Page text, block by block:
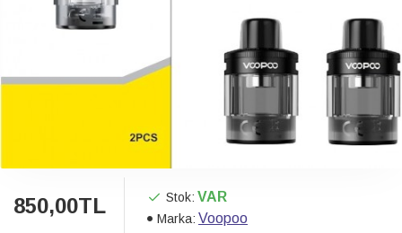
850,00TL Stok: VAR
Marka: Voopoo